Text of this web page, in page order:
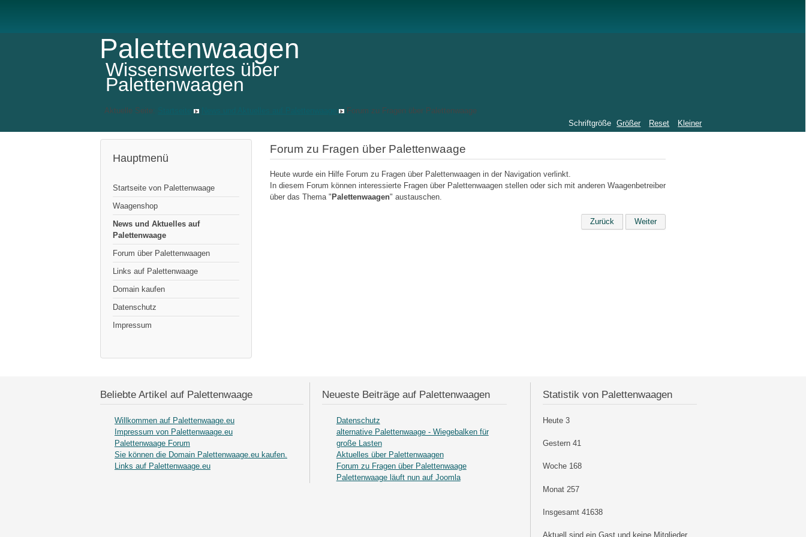
Palettenwaagen
Wissenswertes über
Palettenwaagen
Schriftgröße Größer Reset Kleiner
Aktuelle Seite: Forum zu Fragen über Palettenwaage
Hauptmenü
Startseite von Palettenwaage
Waagenshop
News und Aktuelles auf
Palettenwaage
Forum über Palettenwaagen
Links auf Palettenwaage
Domain kaufen
Datenschutz
Impressum
Forum zu Fragen über Palettenwaage
Heute wurde ein Hilfe Forum zu Fragen über Palettenwaagen in der Navigation verlinkt.
In diesem Forum können interessierte Fragen über Palettenwaagen stellen oder sich mit anderen Waagenbetreiber
über das Thema " Palettenwaagen" austauschen.
Zurück Weiter
Beliebte Artikel auf Palettenwaage
Willkommen auf Palettenwaage.eu
Impressum von Palettenwaage.eu
Palettenwaage Forum
Sie können die Domain Palettenwaage.eu kaufen.
Links auf Palettenwaage.eu
Neueste Beiträge auf Palettenwaagen
Datenschutz
alternative Palettenwaage - Wiegebalken für
große Lasten
Aktuelles über Palettenwaagen
Forum zu Fragen über Palettenwaage
Palettenwaage läuft nun auf Joomla
Statistik von Palettenwaagen
Heute3
Gestern41
Woche 168
Monat 257
Insgesamt41638
Aktuell sind ein Gast und keine Mitglieder